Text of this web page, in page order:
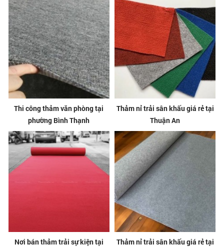
Thi công thảm văn phòng tại
phường Bình Thạnh
Thảm nỉ trải sân khấu giá rẻ tại
Thuận An
Nơi bán thảm trải sự kiện tại
Thảm nỉ trải sân khấu giá rẻ tại